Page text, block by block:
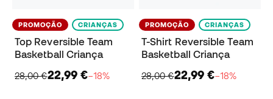
PROMOÇÃO CRIANÇAS
Top Reversible Team
Basketball Criança
28,00 €22,99 €−18%
PROMOÇÃO CRIANÇAS
T-Shirt Reversible Team
Basketball Criança
28,00 €22,99 €−18%